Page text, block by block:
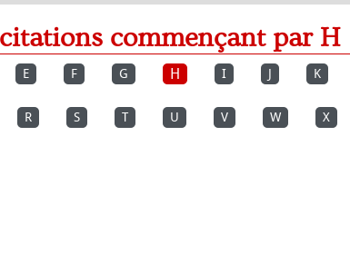
citations commençant par H
E F G H I J K
R S T U V W X